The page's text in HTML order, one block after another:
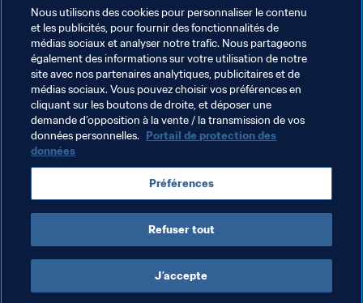
la discrimination
Santé et médical
Initiatives en matière de
formation
CONDITIONS D'UTILISATION
PORTAIL DE LA FIFA SUR LA PROTECTION DES DONNÉES
TÉLÉCHARGEMENTS
PARAMÈTRAGE DES COOKIES
Droits d'auteur © 1994 - 2025 FIFA. Tous les droits sont réservés.
Cookie Settings
Nous utilisons des cookies pour personnaliser le contenu
et les publicités, pour fournir des fonctionnalités de
médias sociaux et analyser notre trafic. Nous partageons
également des informations sur votre utilisation de notre
site avec nos partenaires analytiques, publicitaires et de
médias sociaux. Vous pouvez choisir vos préférences en
cliquant sur les boutons de droite, et déposer une
demande d’opposition à la vente / la transmission de vos
données personnelles. Portail de protection des
données
Préférences
Refuser tout
J’accepte